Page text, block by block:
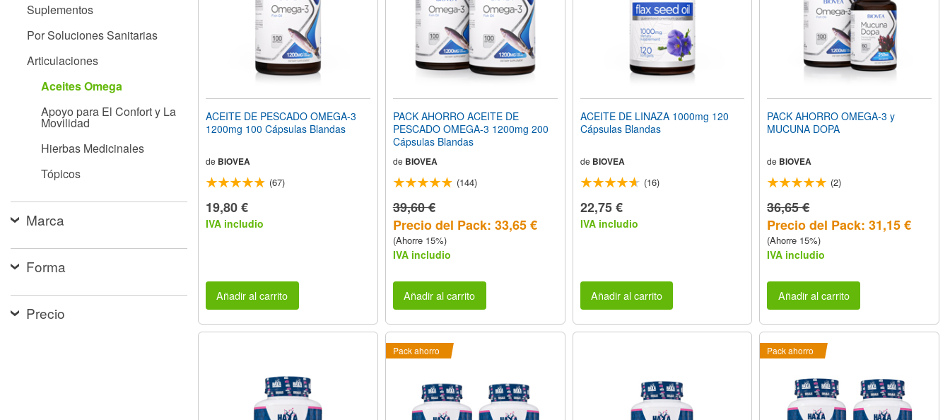
personas
visual
pantalla;
para
un
de
accesibilidad.
Suplementos
Por Soluciones Sanitarias
Articulaciones
Aceites Omega
Apoyo para El Confort y La
Movilidad
Hierbas Medicinales
Tópicos
Marca
Forma
Precio
ACEITE DE PESCADO OMEGA-3
1200mg 100 Cápsulas Blandas
de BIOVEA
(67)
19,80 €
IVA includio
Añadir al carrito
PACK AHORRO ACEITE DE
PESCADO OMEGA-3 1200mg 200
Cápsulas Blandas
de BIOVEA
(144)
39,60 €
Precio del Pack: 33,65 €
(Ahorre 15%)
IVA includio
Añadir al carrito
ACEITE DE LINAZA 1000mg 120
Cápsulas Blandas
de BIOVEA
(16)
22,75 €
IVA includio
Añadir al carrito
PACK AHORRO OMEGA-3 y
MUCUNA DOPA
de BIOVEA
(2)
36,65 €
Precio del Pack: 31,15 €
(Ahorre 15%)
IVA includio
Añadir al carrito
Pack ahorro Pack ahorro